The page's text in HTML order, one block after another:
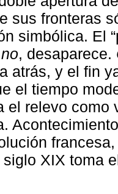
sus fronteras
simbólica. El
, desaparece.
atrás, y el fin
el tiempo
el relevo
siglo XIX toma